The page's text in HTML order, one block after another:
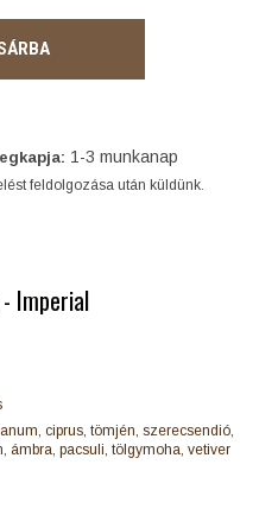
1-3 munkanap
feldolgozása után küldünk.
Imperial
ciprus, tömjén, szerecsendió,
ámbra, pacsuli, tölgymoha, vetiver